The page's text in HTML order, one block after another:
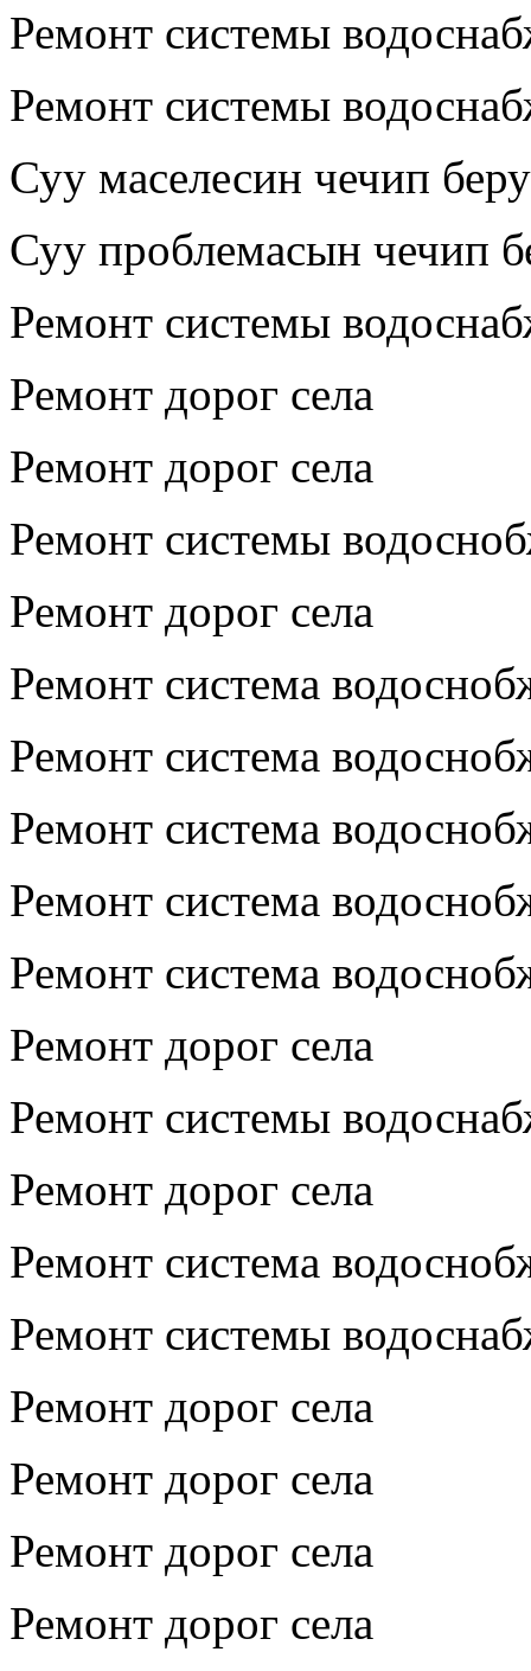
Ремонт системы
Ремонт системы
Суу маселесин чечип
Суу проблемасын чечип
Ремонт системы
Ремонт дорог села
Ремонт дорог села
Ремонт системы
Ремонт дорог села
Ремонт система
Ремонт система
Ремонт система
Ремонт система
Ремонт система
Ремонт дорог села
Ремонт системы
Ремонт дорог села
Ремонт система
Ремонт системы
Ремонт дорог села
Ремонт дорог села
Ремонт дорог села
Ремонт дорог села